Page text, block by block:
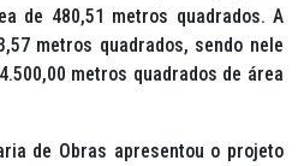
de 480,51 metros quadrados. A
metros quadrados, sendo nele
metros quadrados de área
de Obras apresentou o projeto